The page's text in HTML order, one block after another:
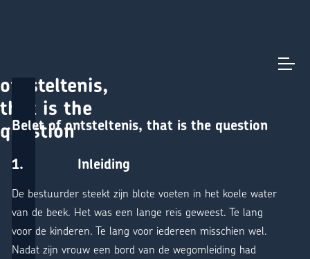
ontsteltenis,
that is the
question
Belet of ontsteltenis, that is the question
1. Inleiding
De bestuurder steekt zijn blote voeten in het koele water
van de beek. Het was een lange reis geweest. Te lang
voor de kinderen. Te lang voor iedereen misschien wel.
Nadat zijn vrouw een bord van de wegomleiding had